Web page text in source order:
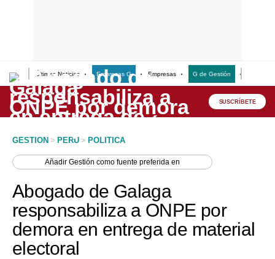
Últimas Noticias Empresas G Empresas G de Gestión
Lo último
Peru Quiosco
Economía
Mercados
Perú
SUSCRÍBETE
GESTION > PERU > POLITICA
AñadirGestión como fuente preferida en
Abogado de Galaga
responsabiliza a ONPE por
demora en entrega de material
electoral